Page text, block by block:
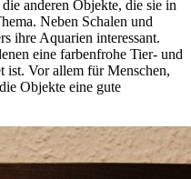
anderen Objekte, die sie in
Neben Schalen und
ihre Aquarien interessant.
eine farbenfrohe Tier- und
ist. Vor allem für Menschen,
Objekte eine gute